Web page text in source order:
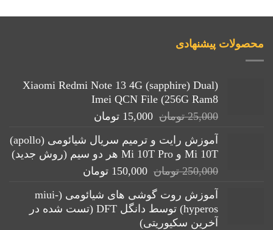
محصولات پیشنهادی
(Xiaomi Redmi Note 13 4G (sapphire) Dual
Imei QCN File (256G Ram8
25,000 تومان قیمت
25,000 تومان
بود.
15,000 تومان
15,000 تومان.
آموزش رایت و ترمیم سریال شیائومی (apollo)
Mi 10T و Mi 10T Pro هر دو سیم (روش جدید)
250,000 تومان قیمت
250,000 تومان
بود.
150,000 تومان
150,000 تومان.آموزش روت گوشی های شیائومی (miui-
hyperos) توسط دانگل DFT (تست شده در
آخرین سکیوریتی)